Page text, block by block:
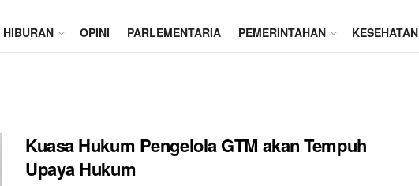
HIBURAN OPINI PARLEMENTARIA PEMERINTAHAN KESEHATAN
Kuasa Hukum Pengelola GTM akan Tempuh
Upaya Hukum